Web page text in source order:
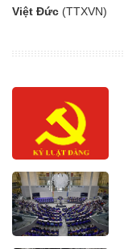
Việt Đức (TTXVN)